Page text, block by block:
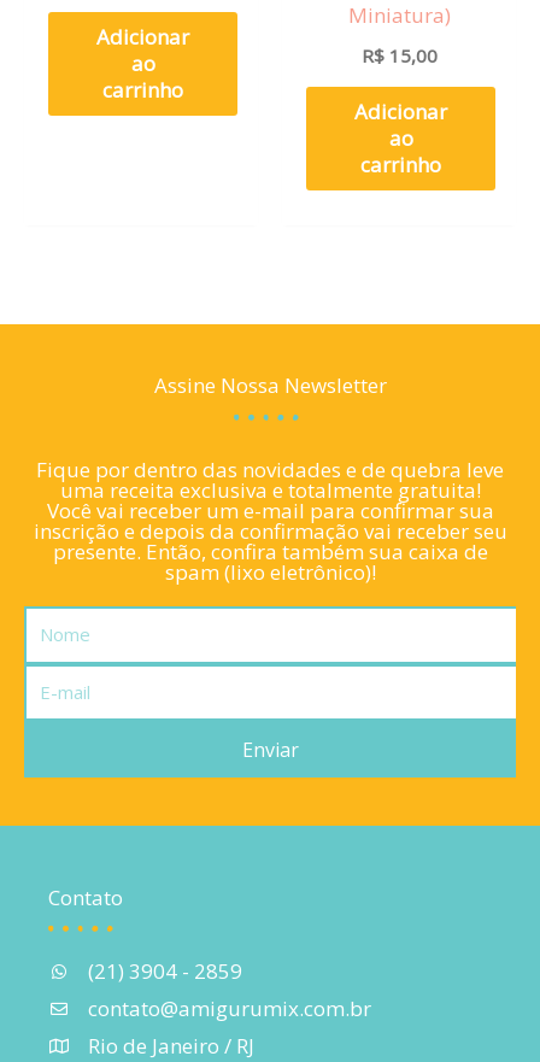
Adicionar
ao
carrinho
Miniatura)
R$15,00
Adicionar
ao
carrinho
Assine Nossa Newsletter
Fique por dentro das novidades e de quebra leve
uma receita exclusiva e totalmente gratuita!
Você vai receber um e-mail para confirmar sua
inscrição e depois da confirmação vai receber seu
presente. Então, confira também sua caixa de
spam (lixo eletrônico)!
Nome
mail
Enviar
Contato
(21) 3904 - 2859
contato@amigurumix.com.br
Rio de Janeiro / RJ